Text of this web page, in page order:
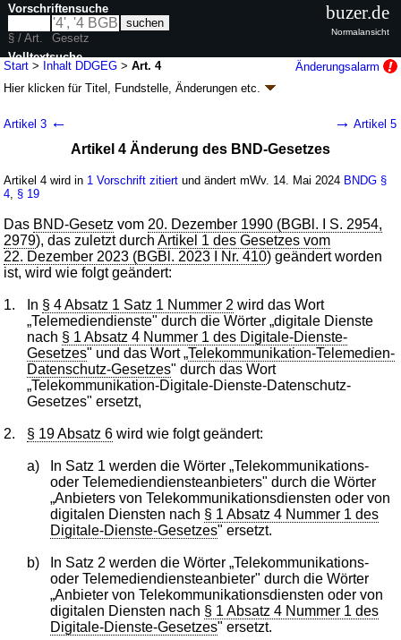
Start > Inhalt DDGEG >Art. 4
Änderungsalarm
Hier klicken fürTitel, Fundstelle, Änderungen etc.
Verordnung (EU) 2022/2065 des Europäischen
Parlaments und des Rates vom 19. Oktober
2022 über einen Binnenmarkt für digitale
Dienste und zur Änderung der Richtlinie
Verordnung (EU) 2019/1150 des Europäischen
Parlaments und des Rates vom 20. Juni 2019
zur Förderung von Fairness und Transparenz
Vermittlungsdiensten und zur Änderung
weiterer Gesetze (DDGEGk.a.Abk.)
G. v. 06.05.2024 BGBl. 2024 I Nr. 149; Geltung ab 14.05.2024
37 Änderungen
| Drucksachen / Entwurf / Begründung
wird in 37 Vorschriften zitiert
Artikel 3 ← → Artikel 5
Artikel 4 Änderung des BND-Gesetzes
Artikel 4 wird in 1 Vorschrift zitiert und ändert mWv. 14. Mai 2024 BNDG §
4 § 19
Das BND-Gesetz vom 20. Dezember 1990 (BGBl. I S. 2954,
2979), das zuletzt durchArtikel 1 des Gesetzes vom
22. Dezember 2023 (BGBl. 2023 I Nr. 410) geändert worden
ist, wird wie folgt geändert:
1. In § 4 Absatz 1 Satz 1 Nummer 2 wird das Wort
„Telemediendienste" durch die Wörter „digitale Dienste
nach § 1 Absatz 4 Nummer 1 des Digitale-Dienste-
Gesetzes" und das Wort „Telekommunikation-Telemedien-
Datenschutz-Gesetzes" durch das Wort
„Telekommunikation-Digitale-Dienste-Datenschutz-
Gesetzes" ersetzt,
2. § 19 Absatz 6 wird wie folgt geändert:
a)
In Satz 1 werden die Wörter „Telekommunikations-
oder Telemediendiensteanbieters" durch die Wörter
„Anbieters von Telekommunikationsdiensten oder von
digitalen Diensten nach § 1 Absatz 4 Nummer 1 des
Digitale-Dienste-Gesetzes" ersetzt.
b)
In Satz 2 werden die Wörter „Telekommunikations-
oder Telemediendiensteanbieter" durch die Wörter
„Anbieter von Telekommunikationsdiensten oder von
digitalen Diensten nach § 1 Absatz 4 Nummer 1 des
Digitale-Dienste-Gesetzes" ersetzt.
Vorschriftensuche
§ / Art.
Gesetz
Volltextsuche
nur in DDGEG
buzer.de
Normalansicht